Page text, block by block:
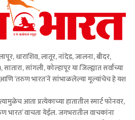
धाराशिव, लातूर, नांदेड, जालना, बीदर,
सांगली, कोल्हापूर या जिल्ह्यात सर्वांच्या
‘तरुण भारत’ने सांभाळलेल्या मूल्यांचेच हे यश
आता प्रत्येकाच्या हातातील स्मार्ट फोनवर,
भारत’ वाचता येईल. जगभरातील वाचकांना